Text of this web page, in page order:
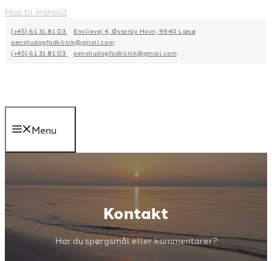
Hop til indhold
(+45) 61 31 81 03
Emilievej 4, Østerby Havn, 9940 Læsø
oenshudogfodklinik@gmail.com
(+45) 61 31 81 03
oenshudogfodklinik@gmail.com
Menu
Kontakt
Har du spørgsmål eller kommentarer?